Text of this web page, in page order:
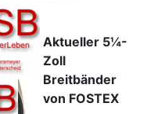
Aktueller 5¼-
Zoll
Breitbänder
von FOSTEX